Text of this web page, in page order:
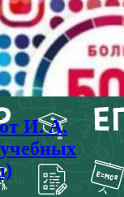
И. А.